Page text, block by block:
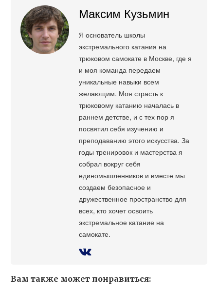
Максим Кузьмин
Я основатель школы
экстремального катания на
трюковом самокате в Москве, где я
и моя команда передаем
уникальные навыки всем
желающим. Моя страсть к
трюковому катанию началась в
раннем детстве, и с тех пор я
посвятил себя изучению и
преподаванию этого искусства. За
годы тренировок и мастерства я
собрал вокруг себя
единомышленников и вместе мы
создаем безопасное и
дружественное пространство для
всех, кто хочет освоить
экстремальное катание на
самокате.
Вам также может понравиться: